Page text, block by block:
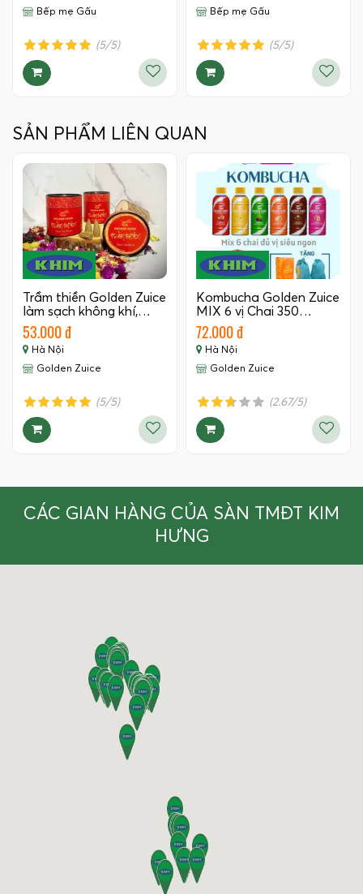
Bếp mẹ Gấu
(5/5)
Bếp mẹ Gấu
(5/5)
SẢN PHẨM LIÊN QUAN
Trầm thiền Golden Zuice
làm sạch không khí,…
53.000 đ
Hà Nội
Golden Zuice
(5/5)
Kombucha Golden Zuice
MIX 6 vị Chai 350…
72.000 đ
Hà Nội
Golden Zuice
(2.67/5)
CÁC GIAN HÀNG CỦA SÀN TMĐT KIM
HƯNG